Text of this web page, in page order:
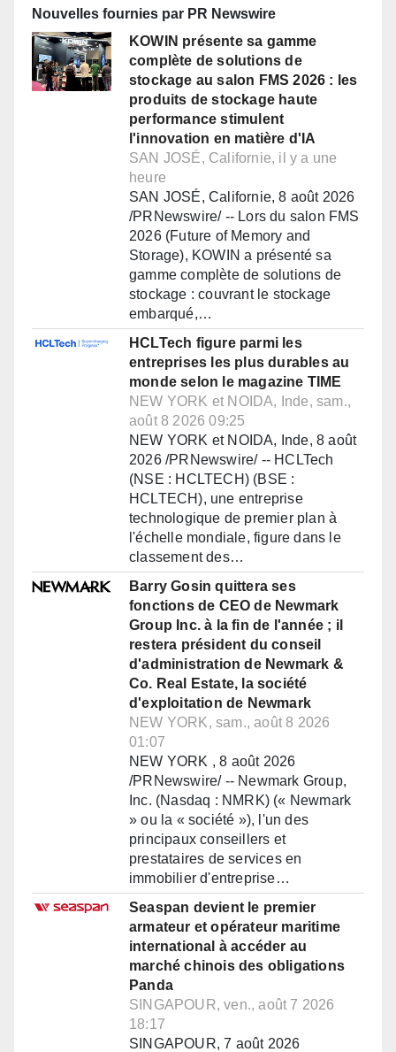
Nouvelles fournies par PR Newswire
KOWIN présente sa gamme
complète de solutions de
stockage au salon FMS 2026 : les
produits de stockage haute
performance stimulent
l'innovation en matière d'IA
SAN JOSÉ, Californie, il y a une
heure
SAN JOSÉ, Californie, 8 août 2026
/PRNewswire/ -- Lors du salon FMS
2026 (Future of Memory and
Storage), KOWIN a présenté sa
gamme complète de solutions de
stockage : couvrant le stockage
embarqué,…
HCLTech figure parmi les
entreprises les plus durables au
monde selon le magazine TIME
NEW YORK et NOIDA, Inde, sam.,
août 8 2026 09:25
NEW YORK et NOIDA, Inde, 8 août
2026 /PRNewswire/ -- HCLTech
(NSE : HCLTECH) (BSE :
HCLTECH), une entreprise
technologique de premier plan à
l'échelle mondiale, figure dans le
classement des…
Barry Gosin quittera ses
fonctions de CEO de Newmark
Group Inc. à la fin de l'année ; il
restera président du conseil
d'administration de Newmark &
Co. Real Estate, la société
d'exploitation de Newmark
NEW YORK, sam., août 8 2026
01:07
NEW YORK , 8 août 2026
/PRNewswire/ -- Newmark Group,
Inc. (Nasdaq : NMRK) (« Newmark
» ou la « société »), l'un des
principaux conseillers et
prestataires de services en
immobilier d'entreprise…
Seaspan devient le premier
armateur et opérateur maritime
international à accéder au
marché chinois des obligations
Panda
SINGAPOUR, ven., août 7 2026
18:17
SINGAPOUR, 7 août 2026